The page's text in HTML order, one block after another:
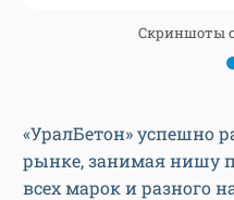
Скриншоты
«УралБетон» успешно
рынке, занимая нишу
всех марок и разного